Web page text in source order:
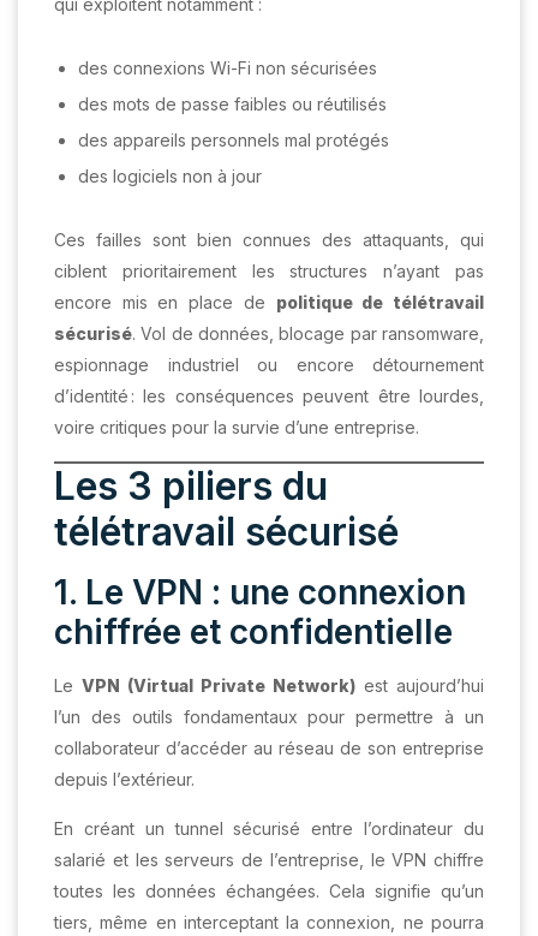
qui exploitent notamment :
des connexions Wi-Fi non sécurisées
des mots de passe faibles ou réutilisés
des appareils personnels mal protégés
des logiciels non à jour
Ces failles sont bien connues des attaquants, qui
ciblent prioritairement les structures n’ayant pas
encore mis en place de politique de télétravail
sécurisé. Vol de données, blocage par ransomware,
espionnage industriel ou encore détournement
d’identité : les conséquences peuvent être lourdes,
voire critiques pour la survie d’une entreprise.
Les 3 piliers du
télétravail sécurisé
1. Le VPN : une connexion
chiffrée et confidentielle
Le VPN (Virtual Private Network) est aujourd’hui
l’un des outils fondamentaux pour permettre à un
collaborateur d’accéder au réseau de son entreprise
depuis l’extérieur.
En créant un tunnel sécurisé entre l’ordinateur du
salarié et les serveurs de l’entreprise, le VPN chiffre
toutes les données échangées. Cela signifie qu’un
tiers, même en interceptant la connexion, ne pourra